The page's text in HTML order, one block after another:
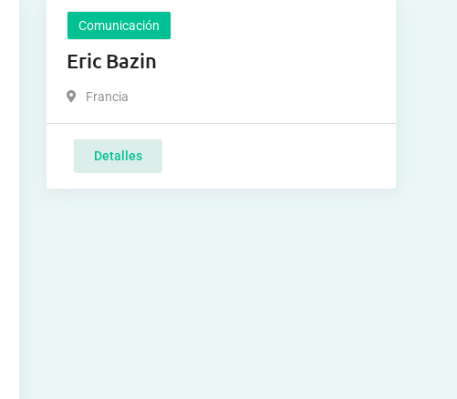
Comunicación
Eric Bazin
Francia
Detalles